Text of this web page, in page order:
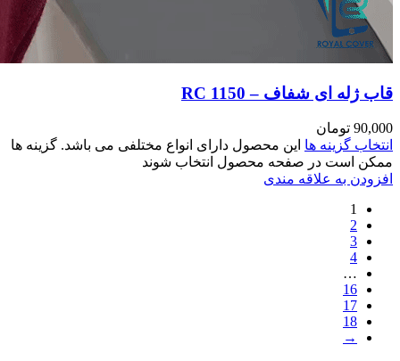
مختلفی می باشد. گزینه ها